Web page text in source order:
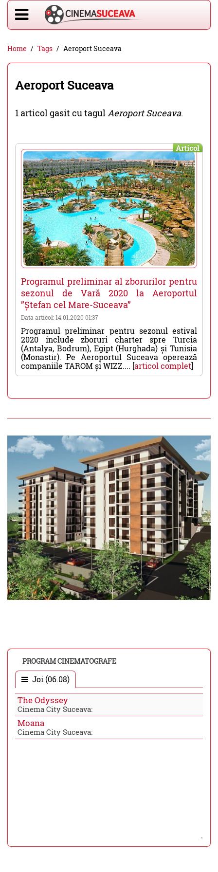
Home Tags Aeroport Suceava
Aeroport Suceava
1 articol gasit cu tagulAeroport Suceava.
Articol
Programul preliminar al zborurilor pentru
sezonul de Vară 2020 la Aeroportul
”Ștefan cel Mare-Suceava”
Data articol: 14.01.2020 01:37
Programul preliminar pentru sezonul estival
2020 include zboruri charter spre Turcia
(Antalya, Bodrum), Egipt (Hurghada) și Tunisia
(Monastir). Pe Aeroportul Suceava operează
companiile TAROM și WIZZ.... [articol complet]
PROGRAM CINEMATOGRAFE
Joi (06.08)
The Odyssey
Cinema City Suceava:
Moana
Cinema City Suceava: